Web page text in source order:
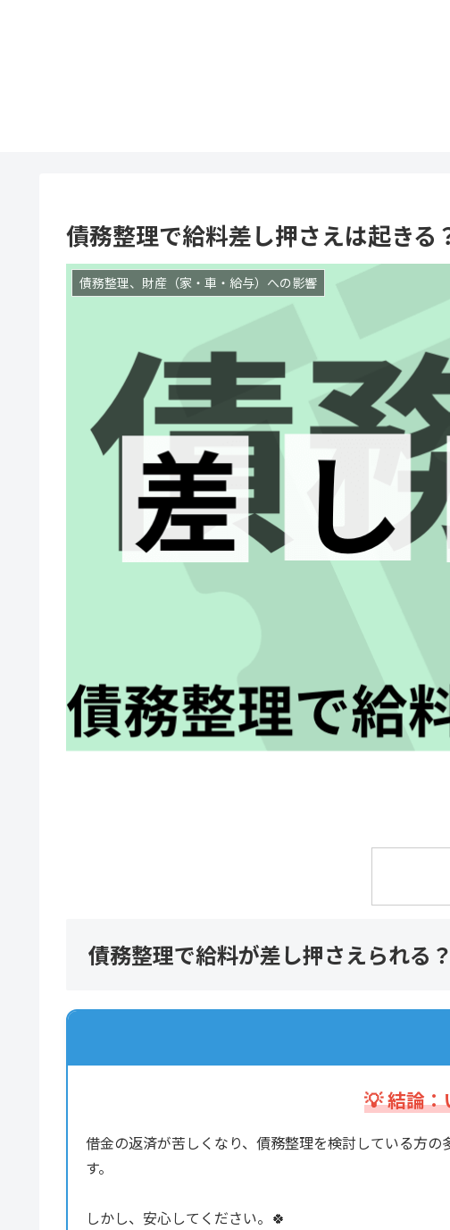
債務整理で給料差し押さえは起きる
債務整理、財産（家・車・給与）への影響
債務整理で給料が差し押さえられる？
💡 結論
借金の返済が苦しくなり、債務整理を検討している方
す。
しかし、安心してください。🍀